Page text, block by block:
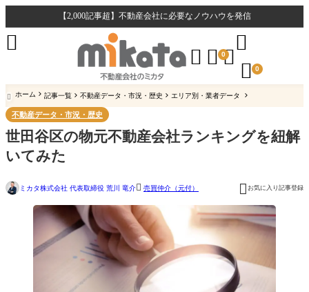
【2,000記事超】不動産会社に必要なノウハウを発信
  0

 0

 ホーム 記事一覧 不動産データ・市況・歴史 エリア別・業者データ
不動産データ・市況・歴史
世田谷区の物元不動産会社ランキングを紐解
いてみた
ミカタ株式会社 代表取締役 荒川 竜介 売買仲介（元付）  お気に入り記事登録